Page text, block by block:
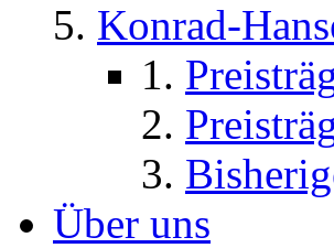
Konrad-
Über uns